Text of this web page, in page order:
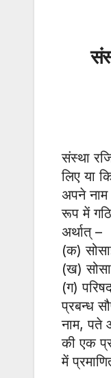
संस्था
लिए या
अपने
रूप में
अर्थात् –
(क)
(ख)
(ग)
प्रबन्ध
नाम, पते
की एक
में